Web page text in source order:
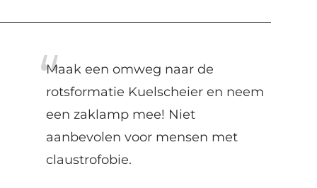
Maak een omweg naar de
rotsformatie Kuelscheier en neem
een zaklamp mee! Niet
aanbevolen voor mensen met
claustrofobie.